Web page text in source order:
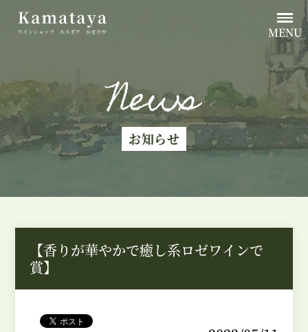
MENU
News
お知らせ
【香りが華やかで癒し系ロゼワインで
賞】